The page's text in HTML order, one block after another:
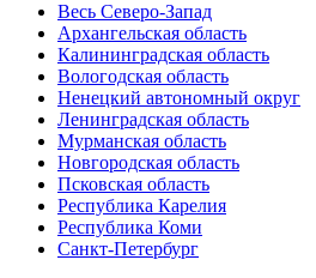
Весь Северо-Запад
Архангельская область
Калининградская область
Вологодская область
Ненецкий автономный округ
Ленинградская область
Мурманская область
Новгородская область
Псковская область
Республика Карелия
Республика Коми
Санкт-Петербург